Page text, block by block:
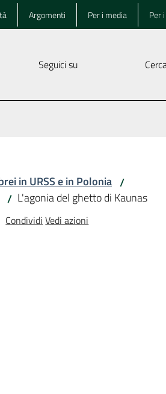
Argomenti Per i media Per
Seguici su
in URSS e in Polonia /
/ L'agonia del ghetto di Kaunas
Condividi Vedi azioni